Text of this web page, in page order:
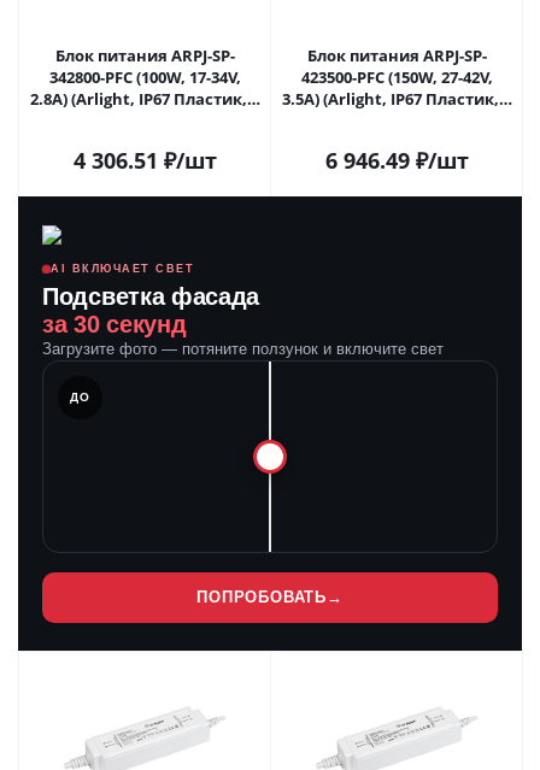
Блок питания ARPJ-SP-
342800-PFC (100W, 17-34V,
2.8A) (Arlight, IP67 Пластик, 5
4 306.51 ₽/шт
Блок питания ARPJ-SP-
423500-PFC (150W, 27-42V,
3.5A) (Arlight, IP67 Пластик, 5
6 946.49₽/шт
AI ВКЛЮЧАЕТ СВЕТ
Подсветка фасада
за 30 секунд
Загрузите фото — потяните ползунок и включите свет
ДО
ПОПРОБОВАТЬ →